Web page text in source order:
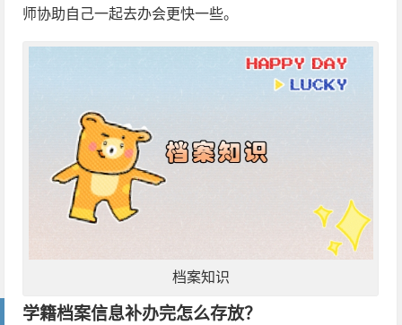
师协助自己一起去办会更快一些。
档案知识
学籍档案信息补办完怎么存放？